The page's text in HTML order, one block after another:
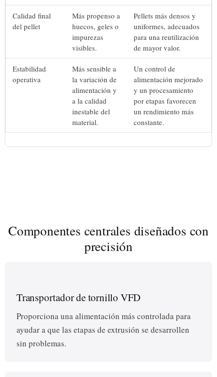
Calidad final
del pellet
Más propenso a
huecos, geles o
impurezas
visibles.
Pellets más densos y
uniformes, adecuados
para una reutilización
de mayor valor.
Estabilidad
operativa
Más sensible a
la variación de
alimentación y
a la calidad
inestable del
material.
Un control de
alimentación mejorado
y un procesamiento
por etapas favorecen
un rendimiento más
constante.
Componentes centrales diseñados con
precisión
Transportador de tornillo VFD
Proporciona una alimentación más controlada para
ayudar a que las etapas de extrusión se desarrollen
sin problemas.